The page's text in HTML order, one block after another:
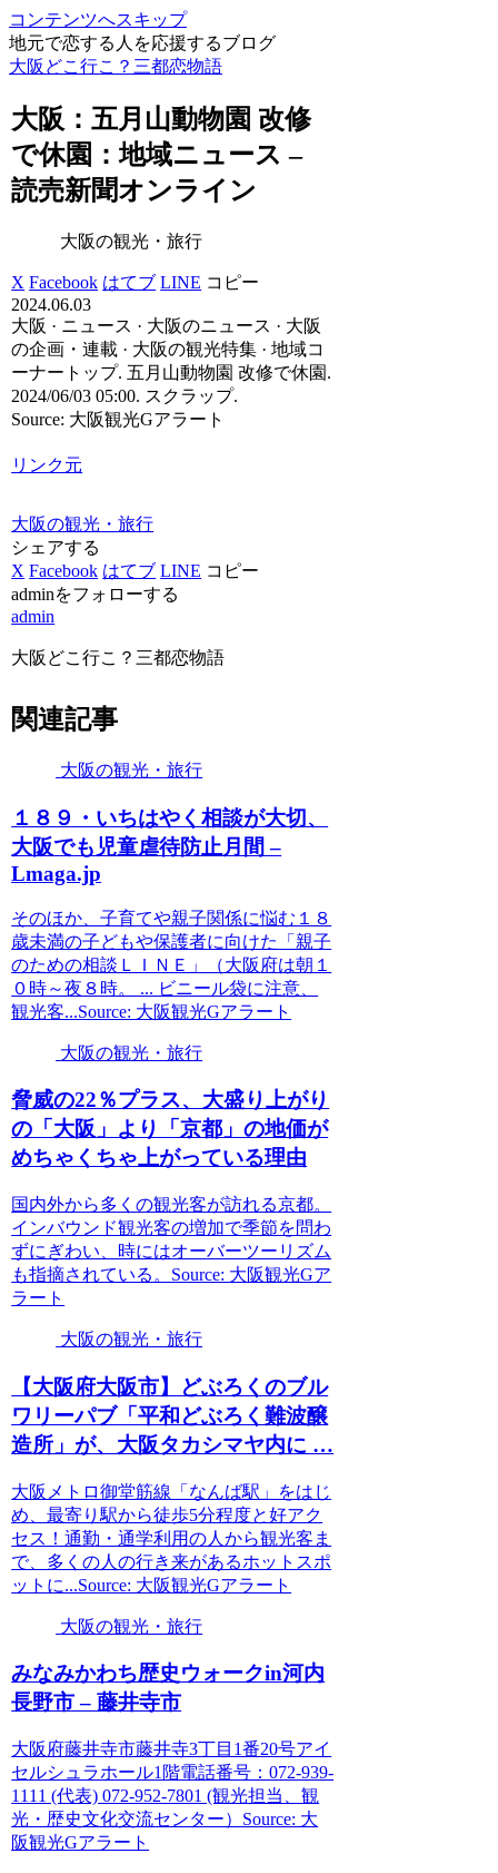
コンテンツへスキップ
地元で恋する人を応援するブログ
大阪どこ行こ？三都恋物語
大阪 ：五月山動物園 改修
で休園：地域ニュース –
読売新聞オンライン
大阪の観光・旅行
X Facebook はてブ LINE コピー
2024.06.03
大阪 · ニュース · 大阪のニュース · 大阪
の企画・連載 · 大阪の観光特集 · 地域コ
ーナートップ. 五月山動物園 改修で休園.
2024/06/03 05:00. スクラップ.
Source: 大阪観光Gアラート
リンク元
大阪の観光・旅行
シェアする
X Facebook はてブ LINE コピー
adminをフォローする
admin
大阪どこ行こ？三都恋物語
関連記事
大阪の観光・旅行
１８９・いちはやく相談が大切、
大阪でも児童虐待防止月間 –
Lmaga.jp
そのほか、子育てや親子関係に悩む１８
歳未満の子どもや保護者に向けた「親子
のための相談ＬＩＮＥ」（大阪府は朝１
０時～夜８時。 ... ビニール袋に注意、
観光客...Source: 大阪観光Gアラート
大阪の観光・旅行
脅威の22％プラス、大盛り上がり
の「 大阪 」より「京都」の地価が
めちゃくちゃ上がっている理由
国内外から多くの観光客が訪れる京都。
インバウンド観光客の増加で季節を問わ
ずにぎわい、時にはオーバーツーリズム
も指摘されている。Source: 大阪観光Gア
ラート
大阪の観光・旅行
【大阪府大阪市】どぶろくのブル
ワリーパブ「平和どぶろく難波醸
造所」が、 大阪タカシマヤ内に …
大阪メトロ御堂筋線「なんば駅」をはじ
め、最寄り駅から徒歩5分程度と好アク
セス！通勤・通学利用の人から観光客ま
で、多くの人の行き来があるホットスポ
ットに...Source: 大阪観光Gアラート
大阪の観光・旅行
みなみかわち歴史ウォークin河内
長野市 – 藤井寺市
大阪府藤井寺市藤井寺3丁目1番20号アイ
セルシュラホール1階電話番号：072-939-
1111 (代表) 072-952-7801 (観光担当、観
光・歴史文化交流センター）Source: 大
阪観光Gアラート